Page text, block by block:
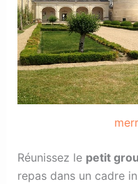
Réunissez le petit
repas dans un cadre